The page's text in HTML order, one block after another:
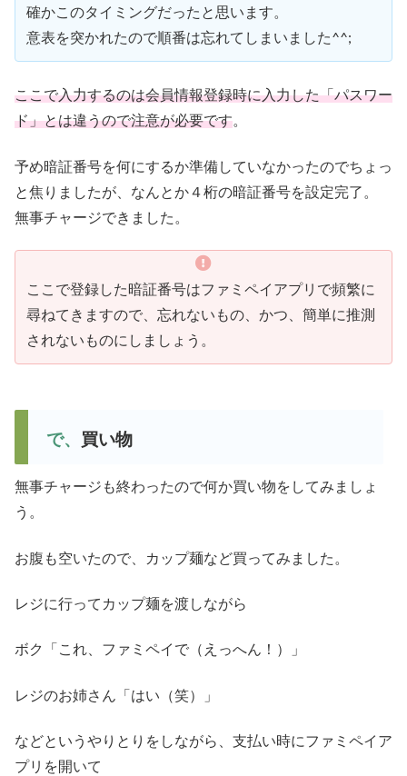
確かこのタイミングだったと思います。
意表を突かれたので順番は忘れてしまいました^^;
ここで入力するのは会員情報登録時に入力した「パスワー
ド」とは違うので注意が必要です。
予め暗証番号を何にするか準備していなかったのでちょっ
と焦りましたが、なんとか４桁の暗証番号を設定完了。
無事チャージできました。
ここで登録した暗証番号はファミペイアプリで頻繁に
尋ねてきますので、忘れないもの、かつ、簡単に推測
されないものにしましょう。
で、買い物
無事チャージも終わったので何か買い物をしてみましょ
う。
お腹も空いたので、カップ麺など買ってみました。
レジに行ってカップ麺を渡しながら
ボク「これ、ファミペイで（えっへん！）」
レジのお姉さん「はい（笑）」
などというやりとりをしながら、支払い時にファミペイア
プリを開いて